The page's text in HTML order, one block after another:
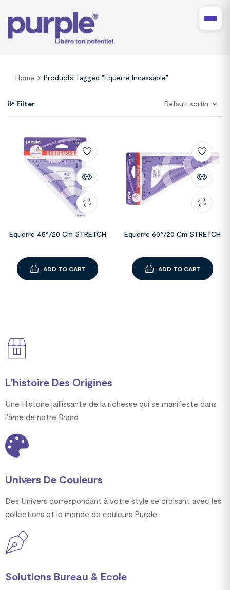
Home Products Tagged “Equerre Incassable”
Filter
Equerre 45°/20 Cm STRETCH
ADD TO CART
Equerre 60°/20 Cm STRETCH
ADD TO CART
L'histoire Des Origines
Une Histoire jaillissante de la richesse qui se manifeste dans
l'âme de notre Brand
Univers De Couleurs
Des Univers correspondant à votre style se croisant avec les
collections et le monde de couleurs Purple.
Solutions Bureau & Ecole